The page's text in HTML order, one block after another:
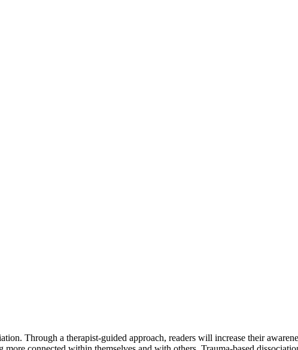
Through a therapist-guided approach, readers will increase their